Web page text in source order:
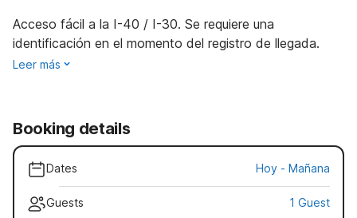
Acceso fácil a la I-40 / I-30. Se requiere una
identificación en el momento del registro de llegada.
Leer más
Booking details
Dates Hoy - Mañana
Guests 1 Guest